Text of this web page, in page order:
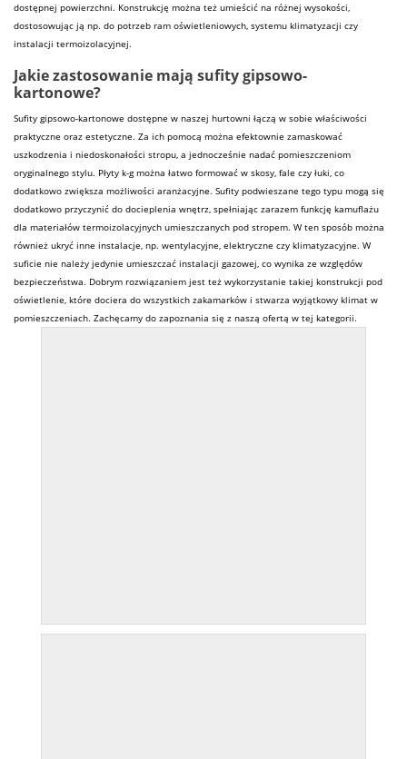
dostępnej powierzchni. Konstrukcję można też umieścić na różnej wysokości,
dostosowując ją np. do potrzeb ram oświetleniowych, systemu klimatyzacji czy
instalacji termoizolacyjnej.
Jakie zastosowanie mają sufity gipsowo-
kartonowe?
Sufity gipsowo-kartonowe dostępne w naszej hurtowni łączą w sobie właściwości
praktyczne oraz estetyczne. Za ich pomocą można efektownie zamaskować
uszkodzenia i niedoskonałości stropu, a jednocześnie nadać pomieszczeniom
oryginalnego stylu. Płyty k-g można łatwo formować w skosy, fale czy łuki, co
dodatkowo zwiększa możliwości aranżacyjne. Sufity podwieszane tego typu mogą się
dodatkowo przyczynić do docieplenia wnętrz, spełniając zarazem funkcję kamuflażu
dla materiałów termoizolacyjnych umieszczanych pod stropem. W ten sposób można
również ukryć inne instalacje, np. wentylacyjne, elektryczne czy klimatyzacyjne. W
suficie nie należy jedynie umieszczać instalacji gazowej, co wynika ze względów
bezpieczeństwa. Dobrym rozwiązaniem jest też wykorzystanie takiej konstrukcji pod
oświetlenie, które dociera do wszystkich zakamarków i stwarza wyjątkowy klimat w
pomieszczeniach. Zachęcamy do zapoznania się z naszą ofertą w tej kategorii.